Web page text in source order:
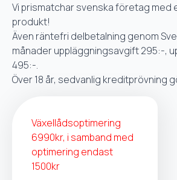
Vi prismatchar svenska företag med
produkt!
Även räntefri delbetalning genom
månader uppläggningsavgift 295:-,
495:-.
Över 18 år, sedvanlig kreditprövning
Växellådsoptimering
6990kr, i samband med
optimering endast
1500kr